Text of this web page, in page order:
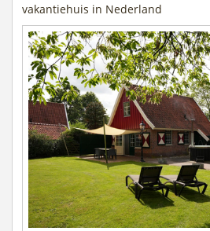
vakantiehuis in Nederland